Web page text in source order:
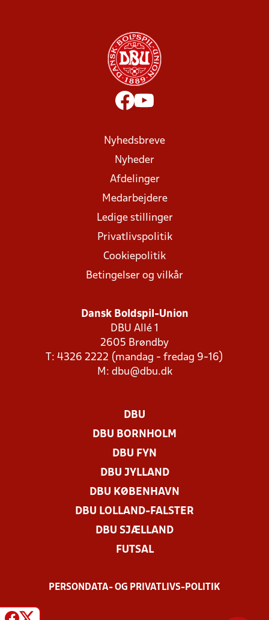
Nyhedsbreve
Nyheder
Afdelinger
Medarbejdere
Ledige stillinger
Privatlivspolitik
Cookiepolitik
Betingelser og vilkår
Dansk Boldspil-Union
DBU Allé 1
2605 Brøndby
T: 4326 2222 (mandag - fredag 9-16)
M: dbu@dbu.dk
DBU
DBU BORNHOLM
DBU FYN
DBU JYLLAND
DBU KØBENHAVN
DBU LOLLAND-FALSTER
DBU SJÆLLAND
FUTSAL
PERSONDATA- OG PRIVATLIVS-POLITIK